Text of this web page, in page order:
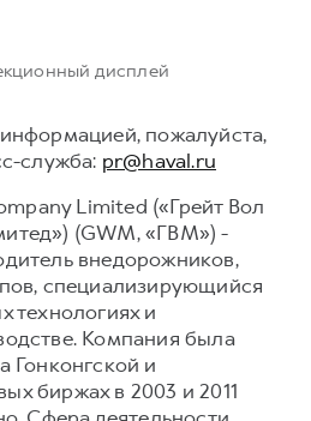
дисплей
пожалуйста,
служба: pr@haval.ru
Limited («Грейт Вол
(GWM, «ГВМ») -
внедорожников,
специализирующийся
технологиях и
Компания была
Гонконгской и
биржах в 2003 и 2011